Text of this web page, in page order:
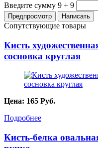
Введите сумму 9 + 9
Сопутствующие товары
Кисть
сосновка круглая
Цена: 165 Руб.
Подробнее
Кисть-белка